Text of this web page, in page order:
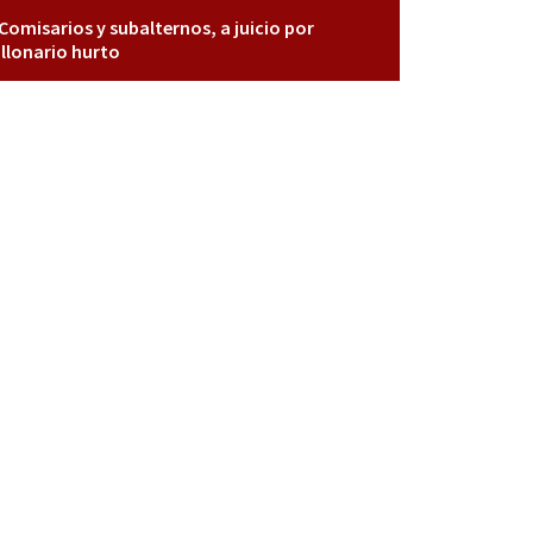
y subalternos, a juicio por
hurto